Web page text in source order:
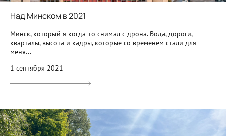
Над Минском в 2021
Минск, который я когда-то снимал с дрона. Вода, дороги,
кварталы, высота и кадры, которые со временем стали для
меня...
1 сентября 2021